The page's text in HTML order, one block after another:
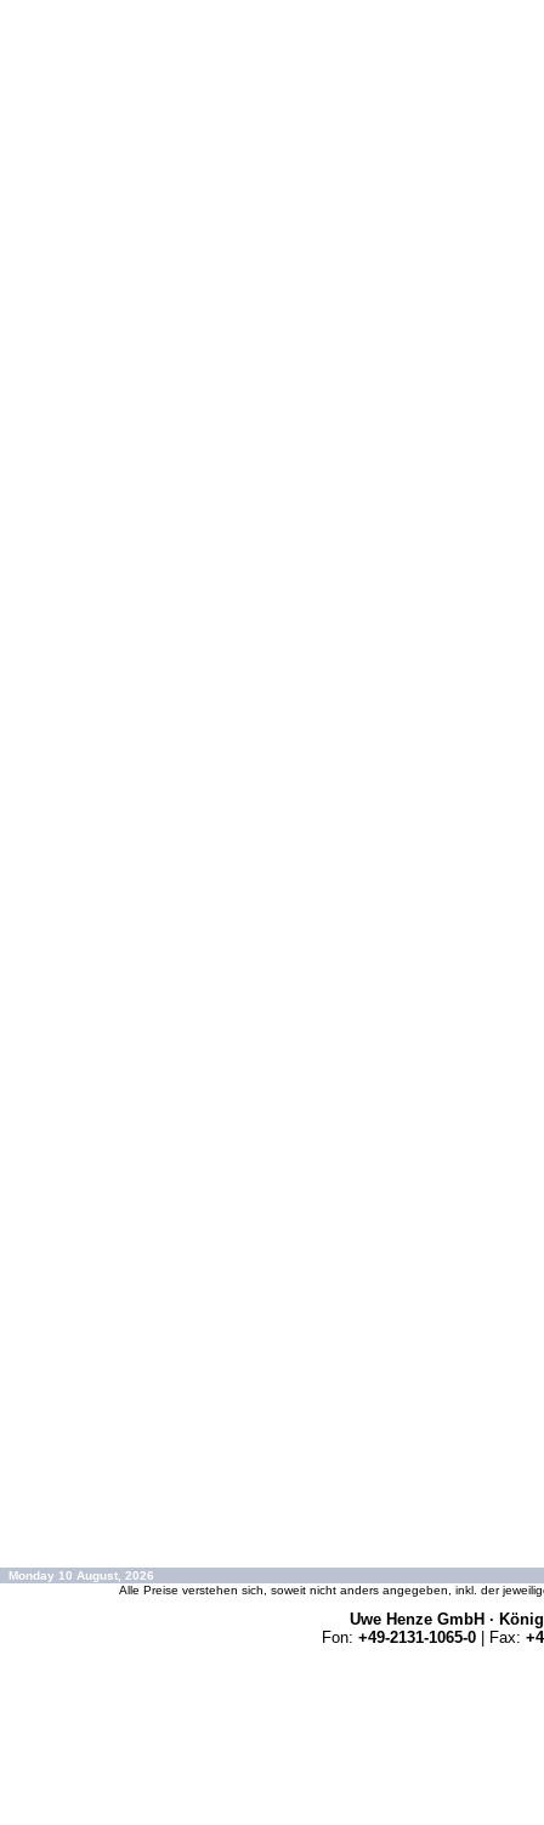
Monday 10 August, 2026
Alle Preise verstehen sich, soweit nicht anders angegeben, inkl. der
Uwe Henze GmbH ·
Fon: +49-2131-1065-0 | Fax: